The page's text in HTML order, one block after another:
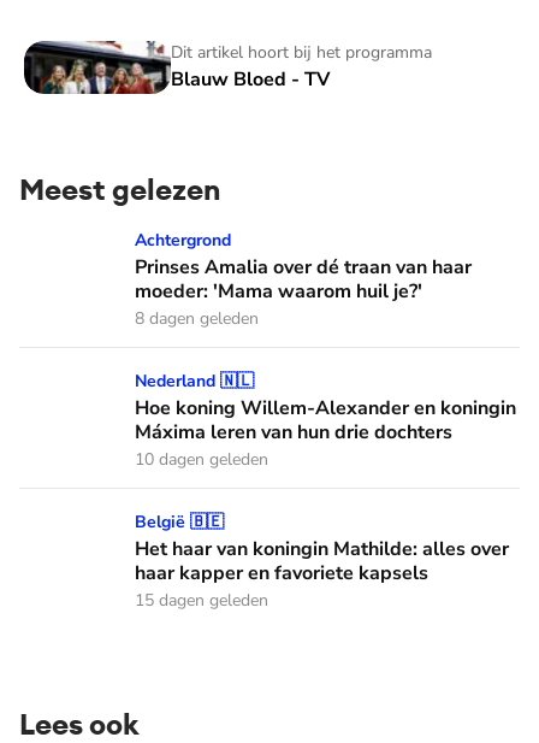
Dit artikel hoort bij het programma
Blauw Bloed - TV
Blauw Bloed - TV
Meest gelezen
Prinses Amalia over dé traan van haar moeder: 'Mama
Achtergrond
Prinses Amalia over dé traan van haar
moeder: 'Mama waarom huil je?'
8 dagen geleden
Hoe koning Willem-Alexander en koningin Máxima leren
Nederland 🇳🇱
Hoe koning Willem-Alexander en koningin
Máxima leren van hun drie dochters
10 dagen geleden
Het haar van koningin Mathilde: alles over haar kapper en
België 🇧🇪
Het haar van koningin Mathilde: alles over
haar kapper en favoriete kapsels
15 dagen geleden
Lees ook